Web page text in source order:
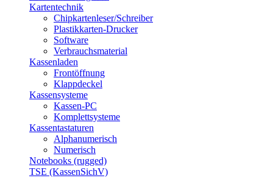
Kartentechnik
Chipkartenleser/Schreiber
Plastikkarten-Drucker
Software
Verbrauchsmaterial
Kassenladen
Frontöffnung
Klappdeckel
Kassensysteme
Kassen-PC
Komplettsysteme
Kassentastaturen
Alphanumerisch
Numerisch
Notebooks (rugged)
TSE (KassenSichV)